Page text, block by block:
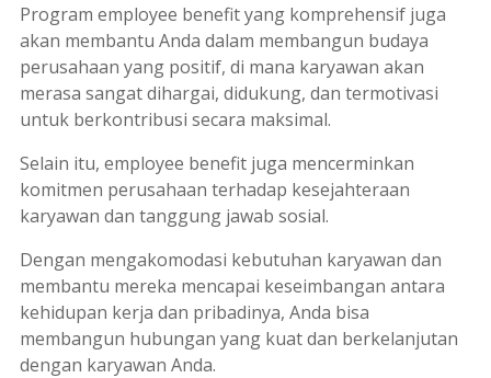
Program employee benefityang komprehensif juga
akan membantu Anda dalam membangun budaya
perusahaan yang positif, di mana karyawan akan
merasa sangat dihargai, didukung, dan termotivasi
untuk berkontribusi secara maksimal.
Selain itu, employee benefitjuga mencerminkan
komitmen perusahaan terhadap kesejahteraan
karyawan dan tanggung jawab sosial.
Dengan mengakomodasi kebutuhan karyawan dan
membantu mereka mencapai keseimbangan antara
kehidupan kerja dan pribadinya, Anda bisa
membangun hubungan yang kuat dan berkelanjutan
dengan karyawan Anda.